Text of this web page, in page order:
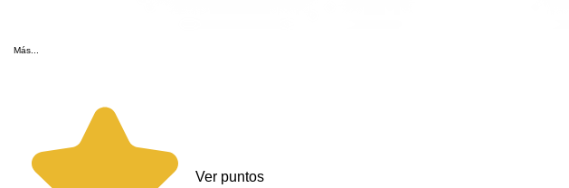
Más...
Ver puntos